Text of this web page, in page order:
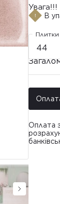
Увага!!!
В
Плитки
Оплата